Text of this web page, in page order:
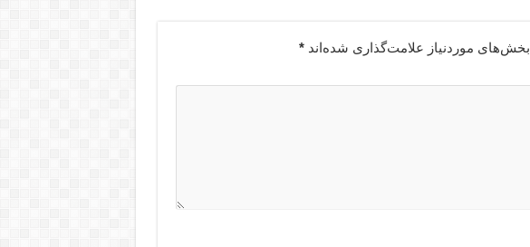
بخش‌های موردنیاز علامت‌گذاری شده‌اند*